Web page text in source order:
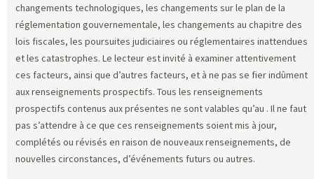
changements technologiques, les changements sur le plan de la
réglementation gouvernementale, les changements au chapitre des
lois fiscales, les poursuites judiciaires ou réglementaires inattendues
et les catastrophes. Le lecteur est invité à examiner attentivement
ces facteurs, ainsi que d’autres facteurs, et à ne pas se fier indûment
aux renseignements prospectifs. Tous les renseignements
prospectifs contenus aux présentes ne sont valables qu’au . Il ne faut
pas s’attendre à ce que ces renseignements soient mis à jour,
complétés ou révisés en raison de nouveaux renseignements, de
nouvelles circonstances, d’événements futurs ou autres.